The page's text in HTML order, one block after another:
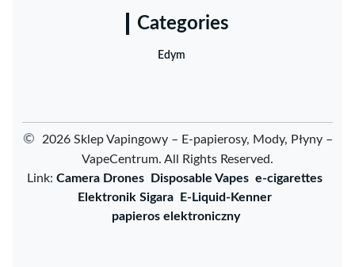
Categories
Edym
©
2026 Sklep Vapingowy – E-papierosy, Mody, Płyny –
VapeCentrum. All Rights Reserved.
Link: Camera Drones Disposable Vapes e-cigarettes
Elektronik Sigara
E-Liquid-Kenner
papieros elektroniczny